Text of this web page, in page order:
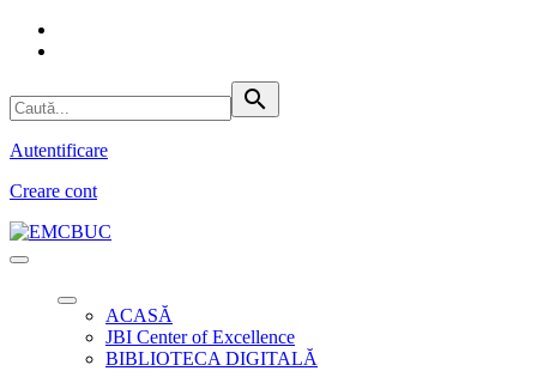
search
Autentificare
Creare cont
ACASĂ
JBI Center of Excellence
BIBLIOTECA DIGITALĂ